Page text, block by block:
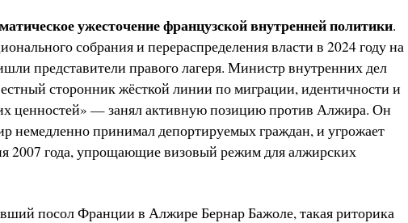
ужесточение французской внутренней политики.
собрания и перераспределения власти в 2024 году на
представители правого лагеря. Министр внутренних дел
сторонник жёсткой линии по миграции, идентичности и
ценностей» — занял активную позицию против Алжира. Он
немедленно принимал депортируемых граждан, и угрожает
2007 года, упрощающие визовый режим для алжирских
посол Франции в Алжире Бернар Бажоле, такая риторика